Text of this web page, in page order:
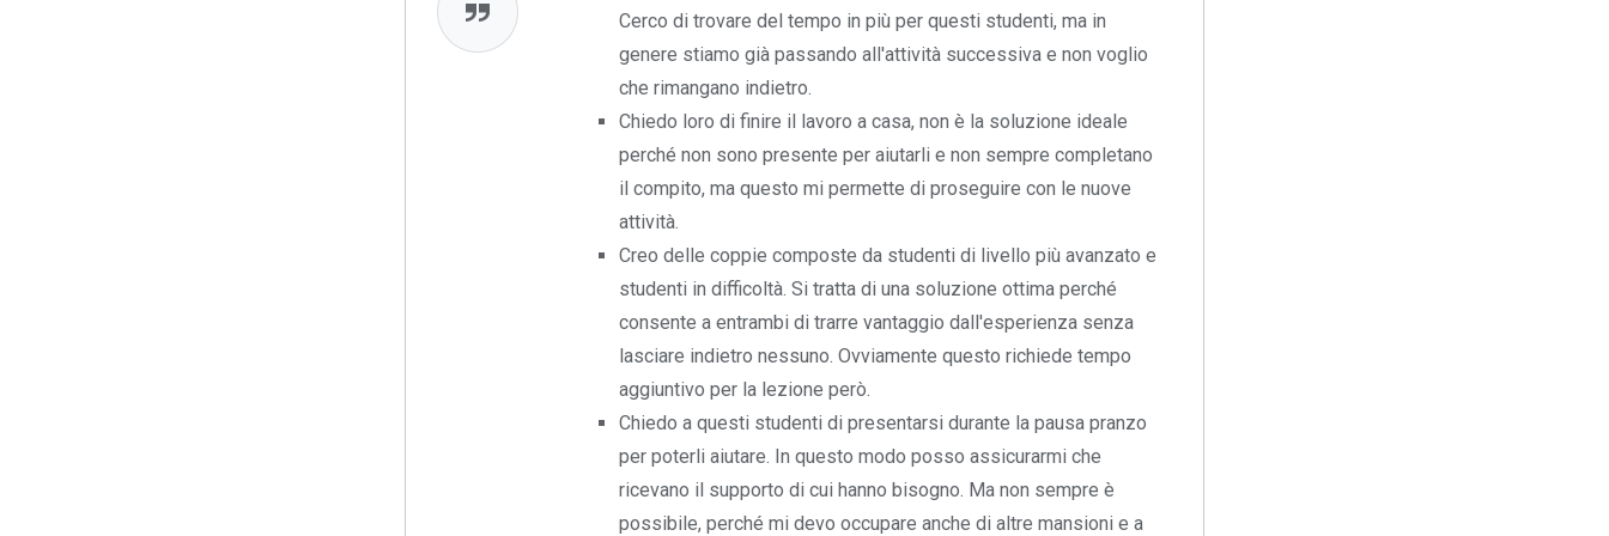
Cerco di trovare del tempo in più per questi studenti, ma in
genere stiamo già passando all'attività successiva e non voglio
che rimangano indietro.
Chiedo loro di finire il lavoro a casa, non è la soluzione ideale
perché non sono presente per aiutarli e non sempre completano
il compito, ma questo mi permette di proseguire con le nuove
attività.
Creo delle coppie composte da studenti di livello più avanzato e
studenti in difficoltà. Si tratta di una soluzione ottima perché
consente a entrambi di trarre vantaggio dall'esperienza senza
lasciare indietro nessuno. Ovviamente questo richiede tempo
aggiuntivo per la lezione però.
Chiedo a questi studenti di presentarsi durante la pausa pranzo
per poterli aiutare. In questo modo posso assicurarmi che
ricevano il supporto di cui hanno bisogno. Ma non sempre è
possibile, perché mi devo occupare anche di altre mansioni e a